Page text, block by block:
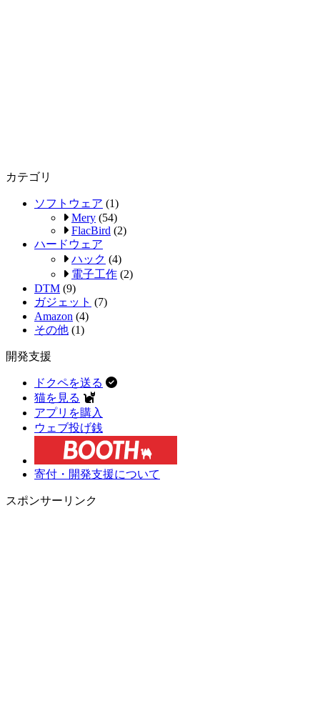
カテゴリ
ソフトウェア (1)
Mery (54)
FlacBird (2)
ハードウェア
ハック (4)
電子工作 (2)
DTM (9)
ガジェット (7)
Amazon (4)
その他 (1)
開発支援
ドクペを送る
猫を見る
アプリを購入
ウェブ投げ銭
寄付・開発支援について
スポンサーリンク